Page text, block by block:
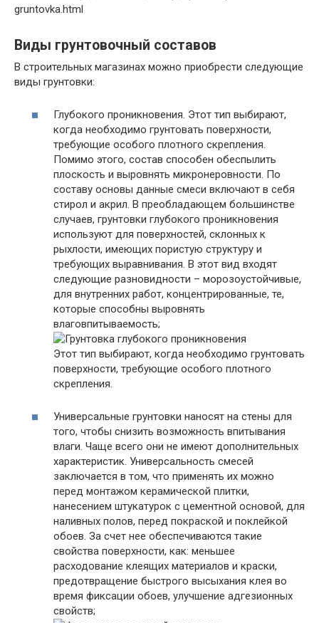
gruntovka.html
Виды грунтовочный составов
В строительных магазинах можно приобрести следующие
виды грунтовки:
Глубокого проникновения. Этот тип выбирают,
когда необходимо грунтовать поверхности,
требующие особого плотного скрепления.
Помимо этого, состав способен обеспылить
плоскость и выровнять микронеровности. По
составу основы данные смеси включают в себя
стирол и акрил. В преобладающем большинстве
случаев, грунтовки глубокого проникновения
используют для поверхностей, склонных к
рыхлости, имеющих пористую структуру и
требующих выравнивания. В этот вид входят
следующие разновидности – морозоустойчивые,
для внутренних работ, концентрированные, те,
которые способны выровнять
влаговпитываемость;
Этот тип выбирают, когда необходимо грунтовать
поверхности, требующие особого плотного
скрепления.
Универсальные грунтовки наносят на стены для
того, чтобы снизить возможность впитывания
влаги. Чаще всего они не имеют дополнительных
характеристик. Универсальность смесей
заключается в том, что применять их можно
перед монтажом керамической плитки,
нанесением штукатурок с цементной основой, для
наливных полов, перед покраской и поклейкой
обоев. За счет нее обеспечиваются такие
свойства поверхности, как: меньшее
расходование клеящих материалов и краски,
предотвращение быстрого высыхания клея во
время фиксации обоев, улучшение адгезионных
свойств;